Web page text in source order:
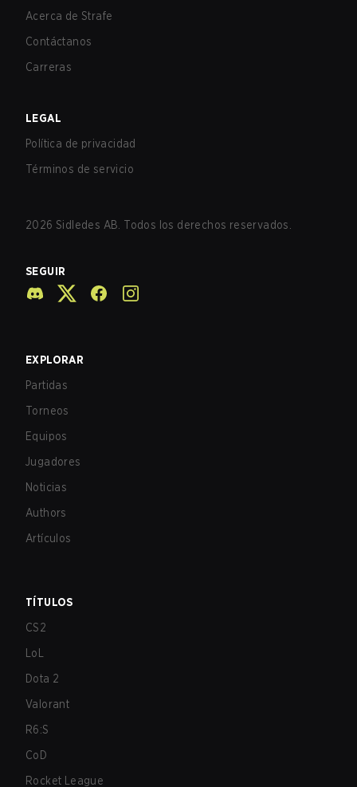
Acerca de Strafe
Contáctanos
Carreras
LEGAL
Política de privacidad
Términos de servicio
2026 Sidledes AB. Todos los derechos reservados.
SEGUIR
EXPLORAR
Partidas
Torneos
Equipos
Jugadores
Noticias
Authors
Artículos
TÍTULOS
CS2
LoL
Dota 2
Valorant
R6:S
CoD
Rocket League